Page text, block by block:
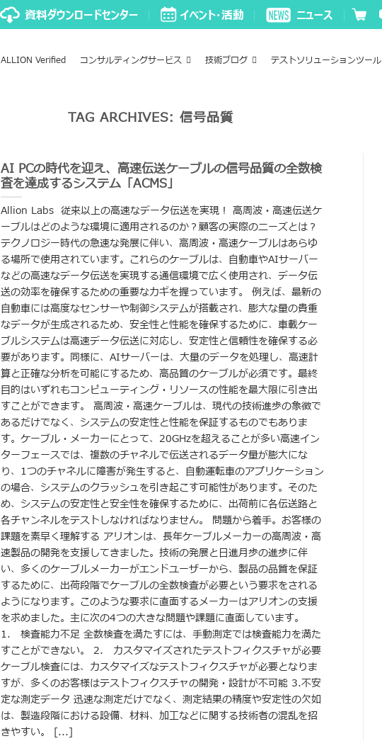
ALLION Verified コンサルティングサービス 技術ブログ テストソリューションツール
TAG ARCHIVES:信号品質
AI PCの時代を迎え、高速伝送ケーブルの信号品質の全数検
査を達成するシステム「ACMS」
Allion Labs 従来以上の高速なデータ伝送を実現！ 高周波・高速伝送ケ
ーブルはどのような環境に適用されるのか？顧客の実際のニーズとは？
テクノロジー時代の急速な発展に伴い、高周波・高速ケーブルはあらゆ
る場所で使用されています。これらのケーブルは、自動車やAIサーバー
などの高速なデータ伝送を実現する通信環境で広く使用され、データ伝
送の効率を確保するための重要なカギを握っています。 例えば、最新の
自動車には高度なセンサーや制御システムが搭載され、膨大な量の貴重
なデータが生成されるため、安全性と性能を確保するために、車載ケー
ブルシステムは高速データ伝送に対応し、安定性と信頼性を確保する必
要があります。同様に、AIサーバーは、大量のデータを処理し、高速計
算と正確な分析を可能にするため、高品質のケーブルが必須です。最終
目的はいずれもコンピューティング・リソースの性能を最大限に引き出
すことができます。 高周波・高速ケーブルは、現代の技術進歩の象徴で
あるだけでなく、システムの安定性と性能を保証するものでもありま
す。ケーブル・メーカーにとって、20GHzを超えることが多い高速イン
ターフェースでは、複数のチャネルで伝送されるデータ量が膨大にな
り、1つのチャネルに障害が発生すると、自動運転車のアプリケーション
の場合、システムのクラッシュを引き起こす可能性があります。そのた
め、システムの安定性と安全性を確保するために、出荷前に各伝送路と
各チャンネルをテストしなければなりません。 問題から着手。お客様の
課題を素早く理解する アリオンは、長年ケーブルメーカーの高周波・高
速製品の開発を支援してきました。技術の発展と日進月歩の進歩に伴
い、多くのケーブルメーカーがエンドユーザーから、製品の品質を保証
するために、出荷段階でケーブルの全数検査が必要という要求をされる
ようになります。このような要求に直面するメーカーはアリオンの支援
を求めました。主に次の4つの大きな問題や課題に直面しています。
1. 検査能力不足 全数検査を満たすには、手動測定では検査能力を満た
すことができない。 2. カスタマイズされたテストフィクスチャが必要
ケーブル検査には、カスタマイズなテストフィクスチャが必要となりま
すが、多くのお客様はテストフィクスチャの開発・設計が不可能 3.不安
定な測定データ 迅速な測定だけでなく、測定結果の精度や安定性の欠如
は、製造段階における設備、材料、加工などに関する技術者の混乱を招
きやすい。 [...]